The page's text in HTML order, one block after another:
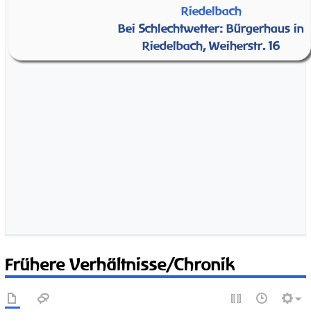
Riedelbach
Bei Schlechtwetter: Bürgerhaus in
Riedelbach, Weiherstr. 16
Frühere Verhältnisse/Chronik